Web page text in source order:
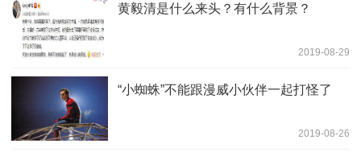
黄毅清是什么来头？有什么背景？
2019-08-29
“小蜘蛛”不能跟漫威小伙伴一起打怪了
2019-08-26